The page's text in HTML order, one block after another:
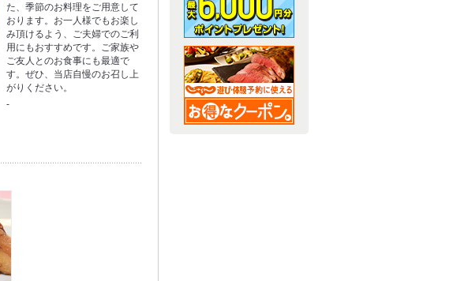
た、季節のお料理をご用意して
おります。お一人様でもお楽し
み頂けるよう、ご夫婦でのご利
用にもおすすめです。ご家族や
ご友人とのお食事にも最適で
す。ぜひ、当店自慢のお召し上
がりください。
-